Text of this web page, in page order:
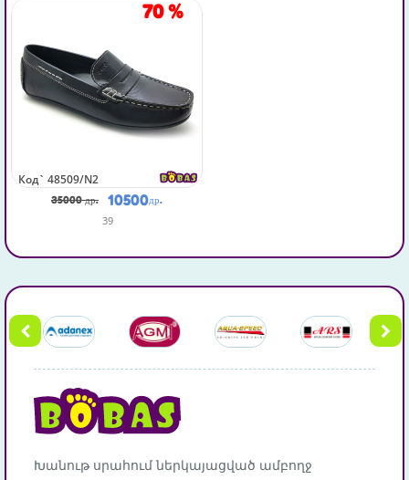
Код` 48509/N2
35000 др. 10500др.
39
70%
Խանութ սրահում ներկայացված ամբողջ